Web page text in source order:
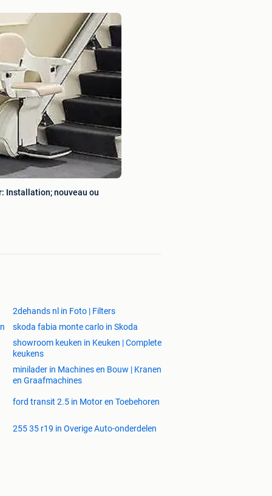
Installation; nouveau ou
2dehands nl in Foto | Filters
skoda fabia monte carlo in Skoda
showroom keuken in Keuken | Complete
keukens
minilader in Machines en Bouw | Kranen
en Graafmachines
ford transit 2.5 in Motor en Toebehoren
255 35 r19 in Overige Auto-onderdelen